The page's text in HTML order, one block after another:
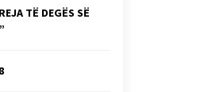
TË DEGËS SË